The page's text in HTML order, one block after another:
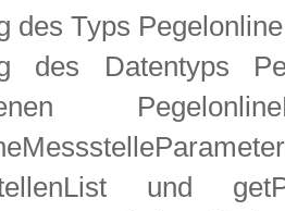
des Typs
des Datentyps
und